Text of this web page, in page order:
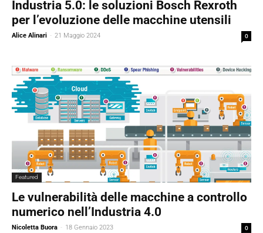
Industria 5.0: le soluzioni Bosch Rexroth
per l’evoluzione delle macchine utensili
Alice Alinari - 21 Maggio 2024 0
Featured
Le vulnerabilità delle macchine a controllo
numerico nell’Industria 4.0
Nicoletta Buora - 18 Gennaio 2023 0